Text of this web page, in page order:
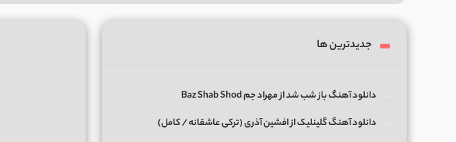
جدیدترین ها
دانلود آهنگ باز شب شد از مهراد جم Baz Shab Shod
دانلود آهنگ گلینلیک از افشین آذری (ترکی عاشقانه / کامل)